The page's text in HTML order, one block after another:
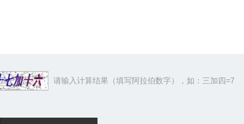
请输入计算结果（填写阿拉伯数字），如：三加四=7